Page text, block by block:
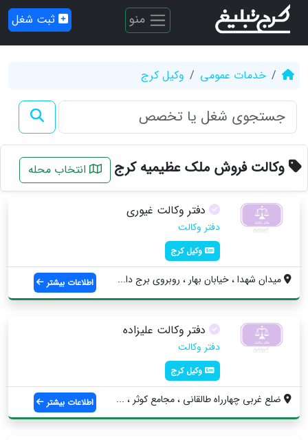
منو ثبت شغل
خدمات عمومی وکیل کرج
وکالت فروش ملک عظیمیه کرج انتخاب محله
دفتر وکالت غیوری
دفتر وکالت
وکیل کرج
ميدان شهدا ، خيابان بهار ، روبروي برج دا... اطلاعات بیشتر
دفتر وکالت علیزاده
دفتر وکالت
وکیل کرج
ضلع غربي چهارراه طالقاني ، مجامع كوثر ، ... اطلاعات بیشتر